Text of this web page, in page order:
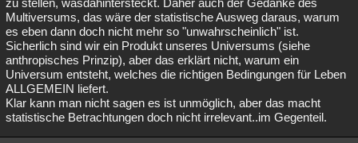
zu stellen, wasdahintersteckt. Daher auch der Gedanke des
Multiversums, das wäre der statistische Ausweg daraus, warum
es eben dann doch nicht mehr so "unwahrscheinlich" ist.
Sicherlich sind wir ein Produkt unseres Universums (siehe
anthropisches Prinzip), aber das erklärt nicht, warum ein
Universum entsteht, welches die richtigen Bedingungen für Leben
ALLGEMEIN liefert.
Klar kann man nicht sagen es ist unmöglich, aber das macht
statistische Betrachtungen doch nicht irrelevant..im Gegenteil.